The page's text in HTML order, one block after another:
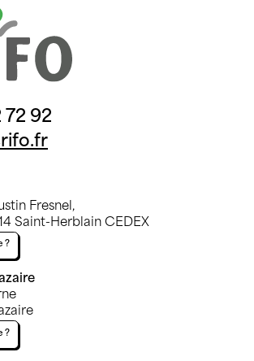
72 92
Fresnel,
Saint-Herblain CEDEX